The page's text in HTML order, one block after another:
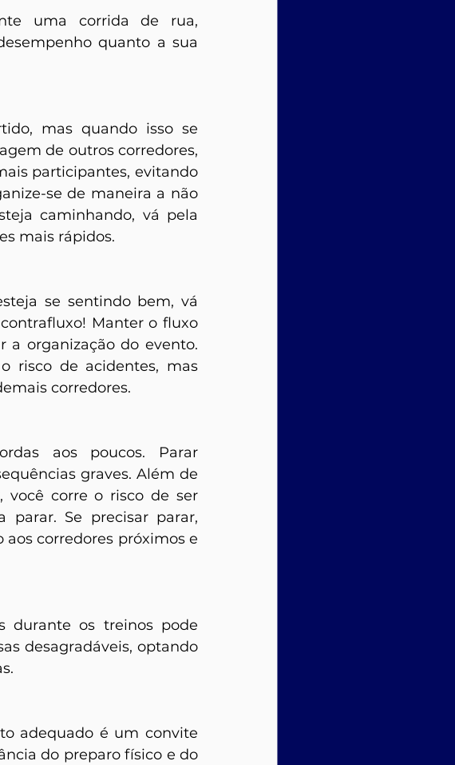
uma corrida de rua,
quanto a sua
mas quando isso se
de outros corredores,
participantes, evitando
se de maneira a não
caminhando, vá pela
mais rápidos.
se sentindo bem, vá
Manter o fluxo
a organização do evento.
risco de acidentes, mas
corredores.
aos poucos. Parar
graves. Além de
você corre o risco de ser
parar. Se precisar parar,
corredores próximos e
durante os treinos pode
desagradáveis, optando
adequado é um convite
do preparo físico e do